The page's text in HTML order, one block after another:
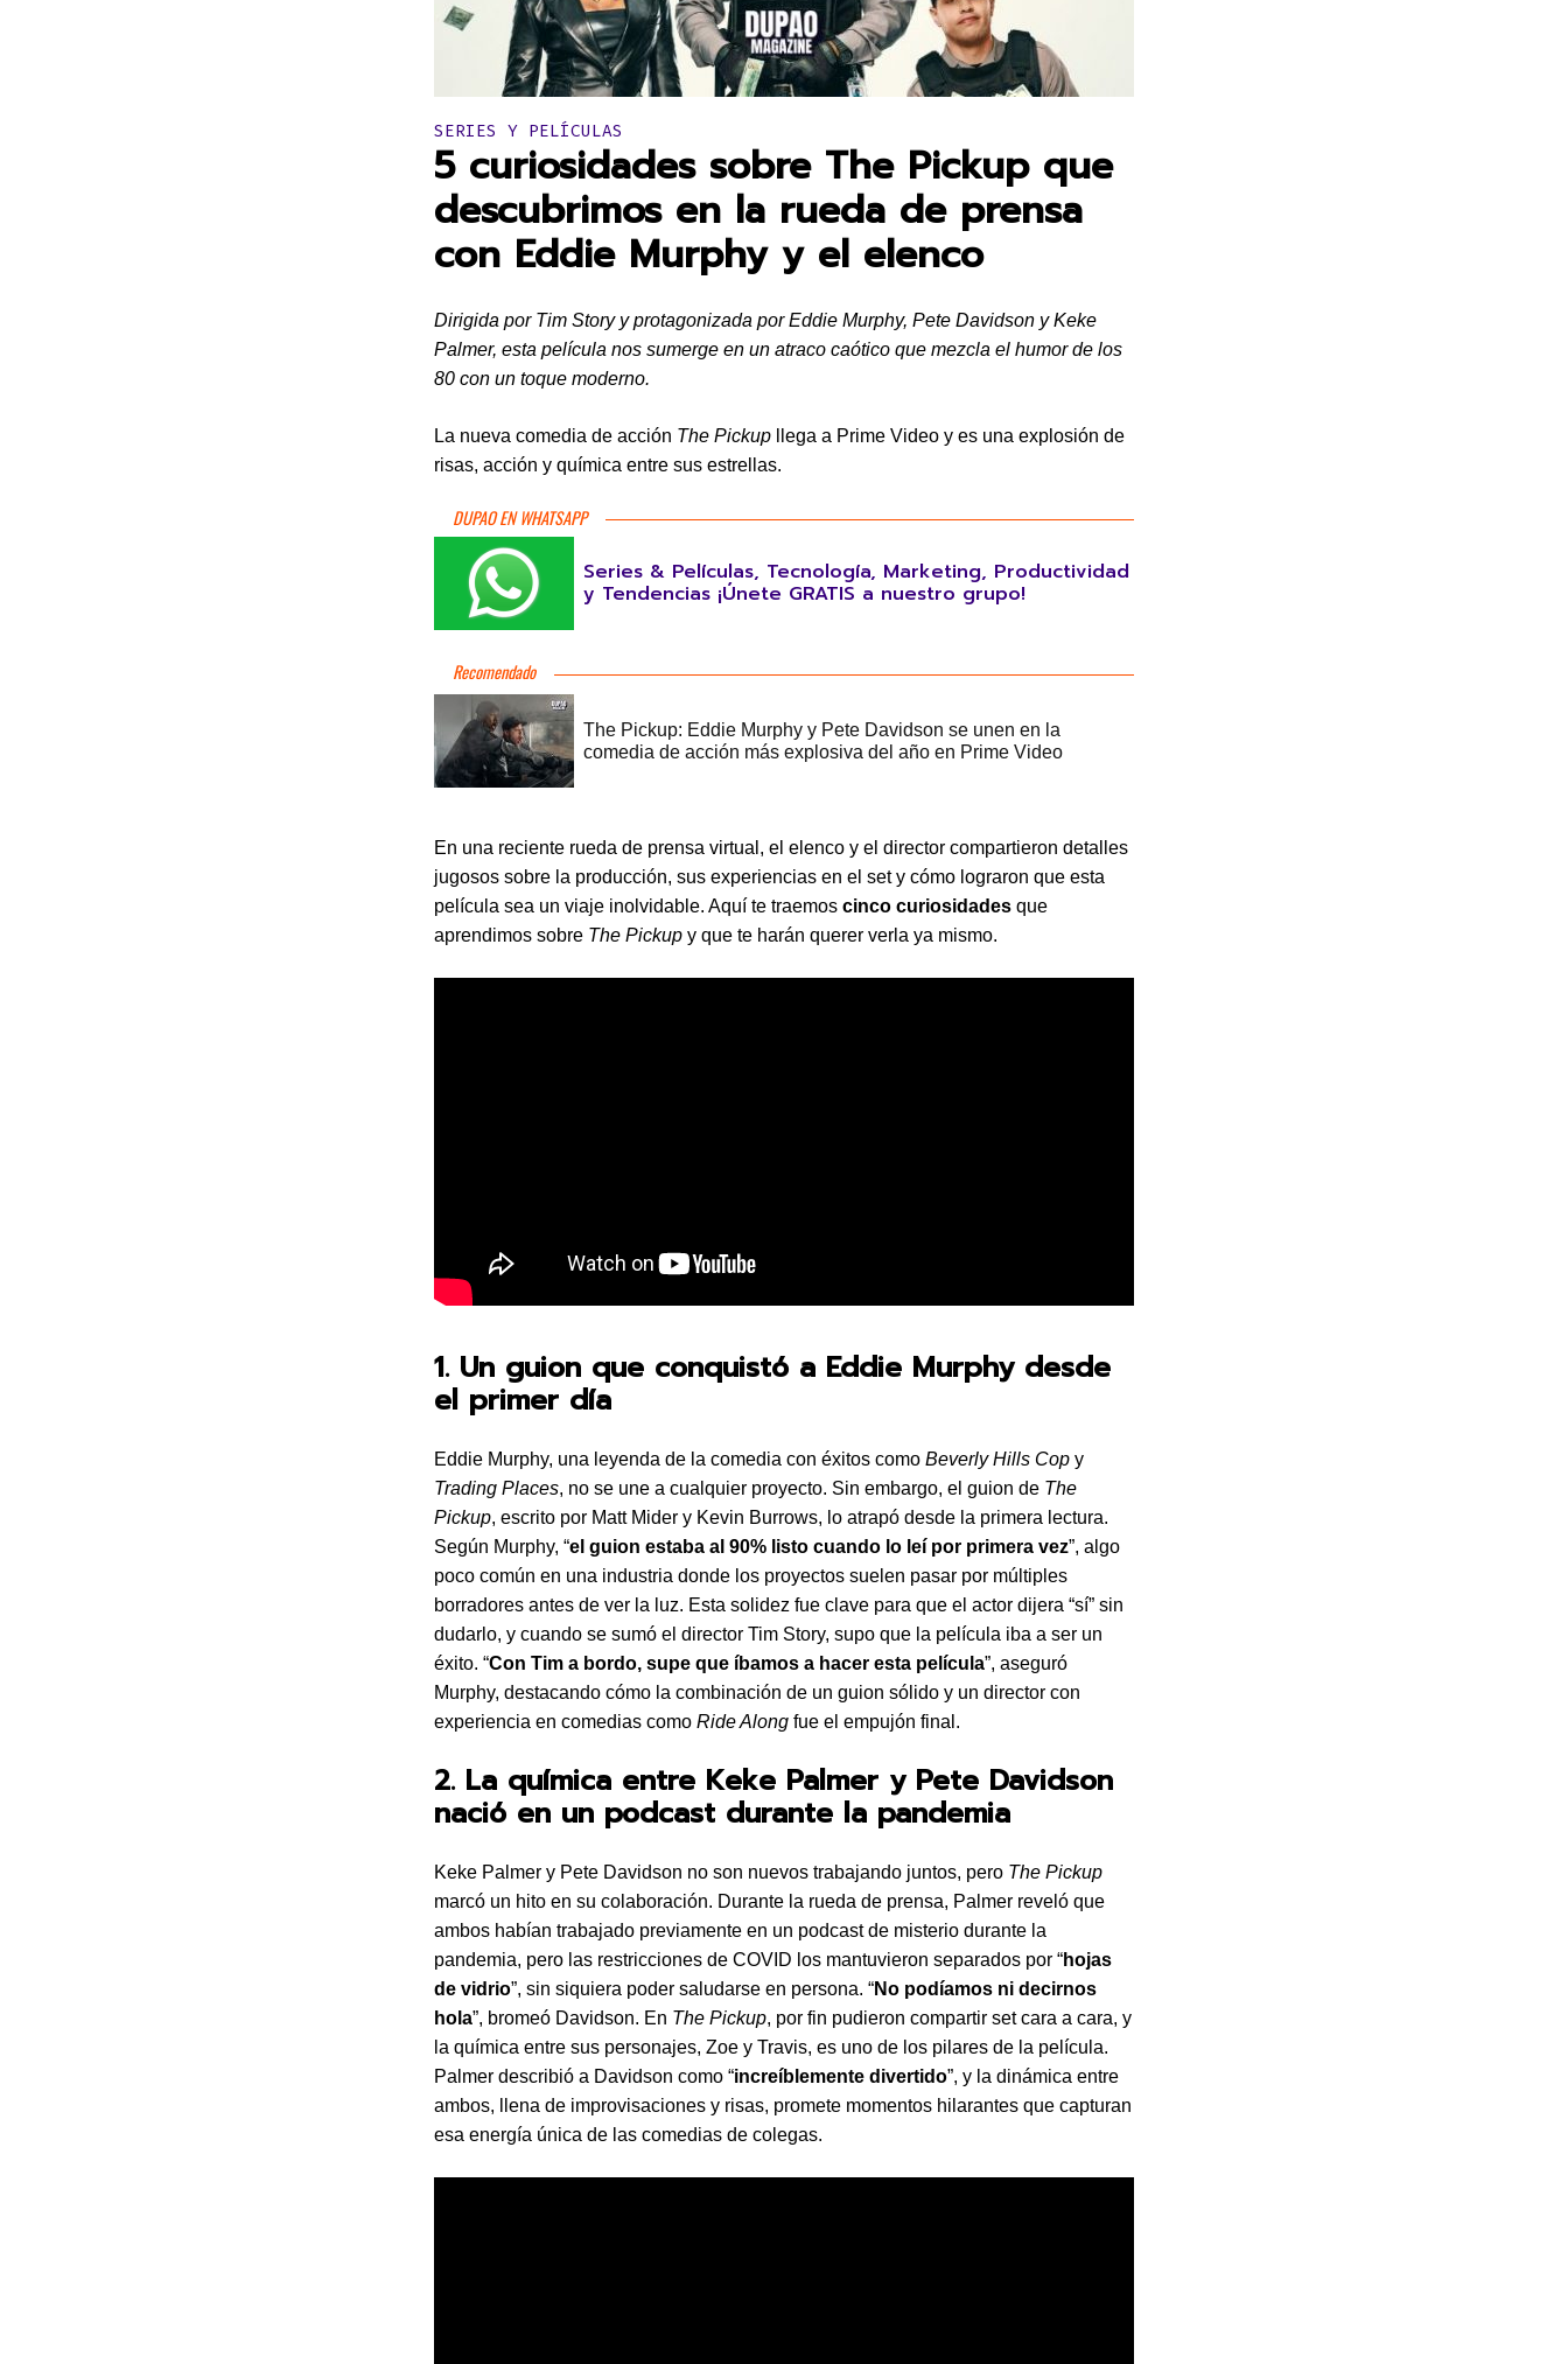
Publicado en:
SERIES Y PELÍCULAS
5 curiosidades sobre The Pickup que
descubrimos en la rueda de prensa
con Eddie Murphy y el elenco
Dirigida por Tim Story y protagonizada por Eddie Murphy, Pete Davidson y Keke
Palmer, esta película nos sumerge en un atraco caótico que mezcla el humor de los
80 con un toque moderno.
La nueva comedia de acción The Pickup llega a Prime Video y es una explosión de
risas, acción y química entre sus estrellas.
DUPAO EN WHATSAPP
Series & Películas, Tecnología, Marketing, Productividad
y Tendencias ¡Únete GRATIS a nuestro grupo!
En una reciente rueda de prensa virtual, el elenco y el director compartieron detalles
jugosos sobre la producción, sus experiencias en el set y cómo lograron que esta
película sea un viaje inolvidable. Aquí te traemos cinco curiosidades que
aprendimos sobre The Pickup y que te harán querer verla ya mismo.
1. Un guion que conquistó a Eddie Murphy desde
el primer día
Eddie Murphy, una leyenda de la comedia con éxitos como Beverly Hills Cop y
Trading Places, no se une a cualquier proyecto. Sin embargo, el guion de The
Pickup, escrito por Matt Mider y Kevin Burrows, lo atrapó desde la primera lectura.
Según Murphy, “el guion estaba al 90% listo cuando lo leí por primera vez”, algo
poco común en una industria donde los proyectos suelen pasar por múltiples
borradores antes de ver la luz. Esta solidez fue clave para que el actor dijera “sí” sin
dudarlo, y cuando se sumó el director Tim Story, supo que la película iba a ser un
éxito. “Con Tim a bordo, supe que íbamos a hacer esta película”, aseguró
Murphy, destacando cómo la combinación de un guion sólido y un director con
experiencia en comedias como Ride Along fue el empujón final.
2. La química entre Keke Palmer y Pete Davidson
nació en un podcast durante la pandemia
Keke Palmer y Pete Davidson no son nuevos trabajando juntos, pero The Pickup
marcó un hito en su colaboración. Durante la rueda de prensa, Palmer reveló que
ambos habían trabajado previamente en un podcast de misterio durante la
pandemia, pero las restricciones de COVID los mantuvieron separados por “hojas
de vidrio”, sin siquiera poder saludarse en persona. “No podíamos ni decirnos
hola”, bromeó Davidson. En The Pickup, por fin pudieron compartir set cara a cara, y
la química entre sus personajes, Zoe y Travis, es uno de los pilares de la película.
Palmer describió a Davidson como “increíblemente divertido”, y la dinámica entre
ambos, llena de improvisaciones y risas, promete momentos hilarantes que capturan
esa energía única de las comedias de colegas.